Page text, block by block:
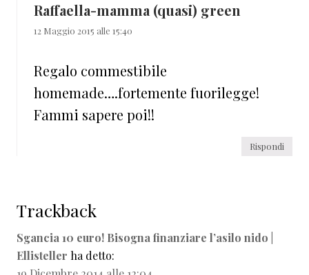
Raffaella-mamma (quasi) green
12 Maggio 2015 alle 15:40
Regalo commestibile
homemade….fortemente fuorilegge!
Fammi sapere poi!!
Rispondi
Trackback
Sgancia 10 euro! Bisogna finanziare l’asilo nido |
Ellisteller ha detto: